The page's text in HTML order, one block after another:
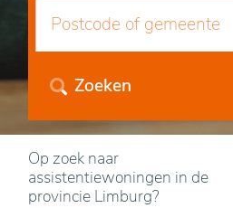
Zoeken
Op zoek naar
assistentiewoningen in de
provincie Limburg?